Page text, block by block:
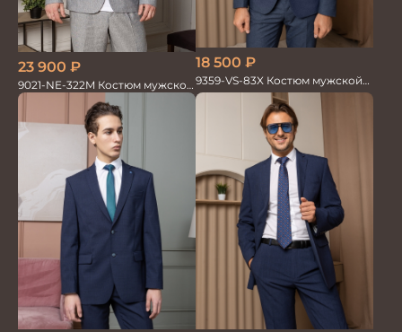
23 900 ₽
9021-NE-322M Костюм мужской
двойка хлопок, лен
18 500 ₽
9359-VS-83X Костюм мужской
двойка